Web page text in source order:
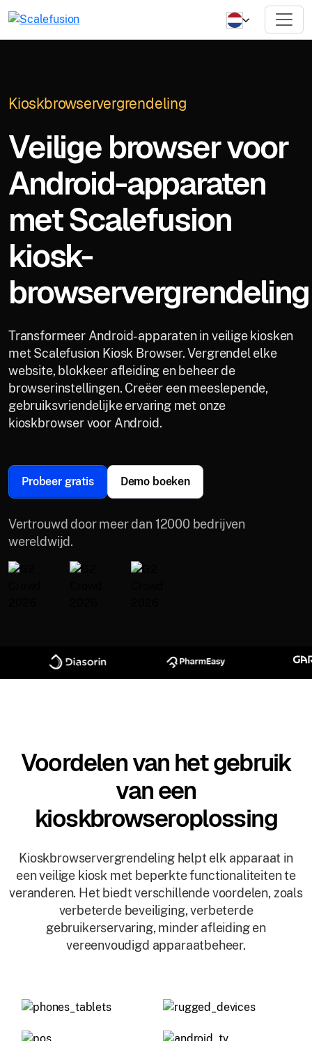
Kioskbrowservergrendeling
Veilige browser voor
Android-apparaten
met Scalefusion
kiosk-
browservergrendeling
Transformeer Android-apparaten in veilige kiosken
met Scalefusion Kiosk Browser. Vergrendel elke
website, blokkeer afleiding en beheer de
browserinstellingen. Creëer een meeslepende,
gebruiksvriendelijke ervaring met onze
kioskbrowser voor Android.
Probeer gratis Demo boeken
Vertrouwd door meer dan 12000 bedrijven
wereldwijd.
Voordelen van het gebruik
van een
kioskbrowseroplossing
Kioskbrowservergrendeling helpt elk apparaat in
een veilige kiosk met beperkte functionaliteiten te
veranderen. Het biedt verschillende voordelen, zoals
verbeterde beveiliging, verbeterde
gebruikerservaring, minder afleiding en
vereenvoudigd apparaatbeheer.